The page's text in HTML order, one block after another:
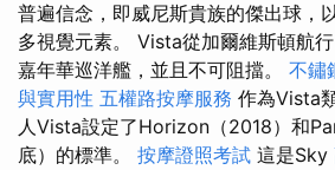
普遍信念，即威尼斯貴族的傑出球，
多視覺元素。 Vista從加爾維斯頓航
嘉年華巡洋艦，並且不可阻擋。 不鏽
與實用性 五權路按摩服務 作為Vista
人Vista設定了Horizo​​n（2018）和
底）的標準。 按摩證照考試 這是Sky